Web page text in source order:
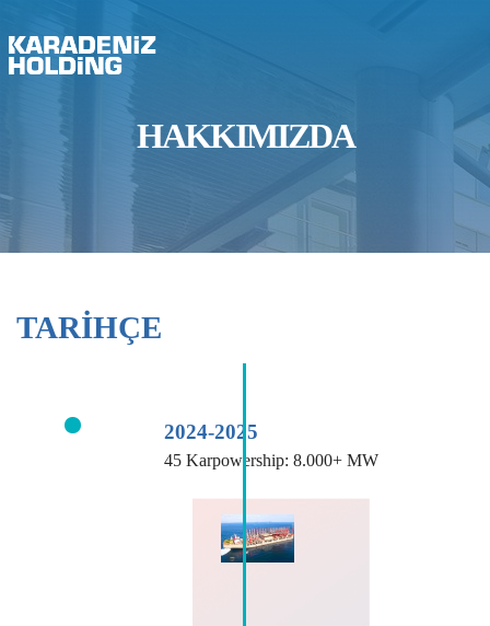
HAKKIMIZDA
TARİHÇE
2024-2025
45 Karpowership: 8.000+ MW